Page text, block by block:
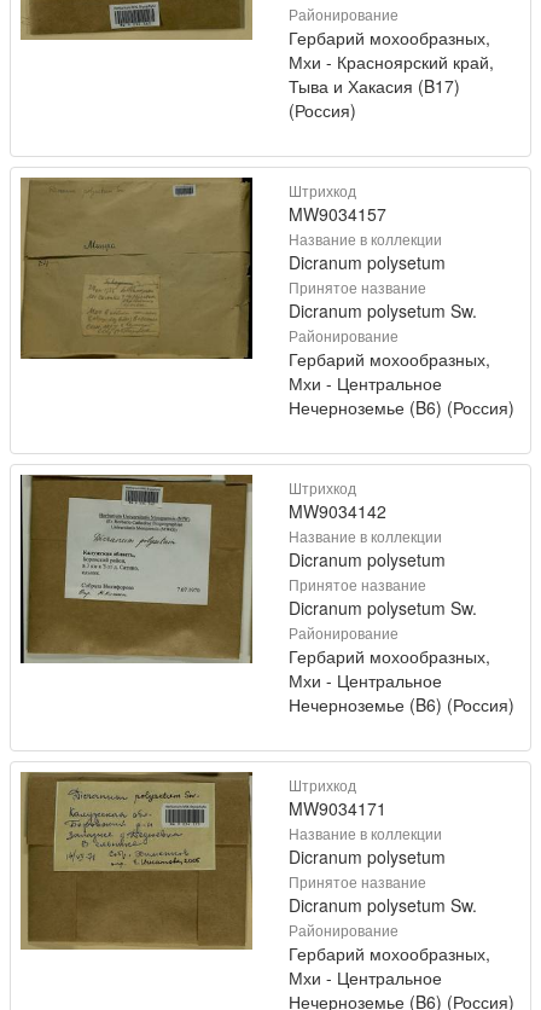
Районирование
Гербарий мохообразных,
Мхи - Красноярский край,
Тыва и Хакасия (B17)
(Россия)
Штрихкод
MW9034157
Название в коллекции
Dicranum polysetum
Принятое название
Dicranum polysetum Sw.
Районирование
Гербарий мохообразных,
Мхи - Центральное
Нечерноземье (B6) (Россия)
Штрихкод
MW9034142
Название в коллекции
Dicranum polysetum
Принятое название
Dicranum polysetum Sw.
Районирование
Гербарий мохообразных,
Мхи - Центральное
Нечерноземье (B6) (Россия)
Штрихкод
MW9034171
Название в коллекции
Dicranum polysetum
Принятое название
Dicranum polysetum Sw.
Районирование
Гербарий мохообразных,
Мхи - Центральное
Нечерноземье (B6) (Россия)